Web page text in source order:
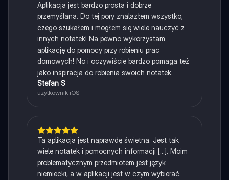
Aplikacja jest bardzo prosta i dobrze
przemyślana. Do tej pory znalazłem wszystko,
czego szukałem i mogłem się wiele nauczyć z
innych notatek! Na pewno wykorzystam
aplikację do pomocy przy robieniu prac
domowych! No i oczywiście bardzo pomaga też
jako inspiracja do robienia swoich notatek.
Stefan S
użytkownik iOS
Ta aplikacja jest naprawdę świetna. Jest tak
wiele notatek i pomocnych informacji [...]. Moim
problematycznym przedmiotem jest język
niemiecki, a w aplikacji jest w czym wybierać.